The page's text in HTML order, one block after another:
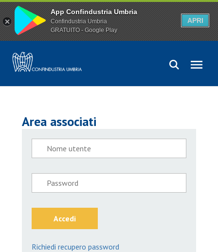
Area associati
Accedi
Richiedi recupero password
App Confindustria Umbria
Confindustria Umbria
GRATUITO - Google Play
APRI